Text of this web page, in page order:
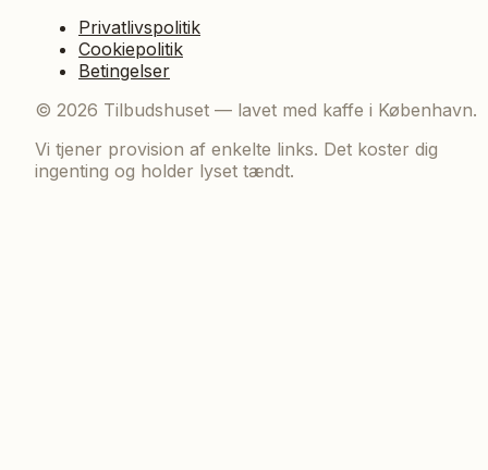
Privatlivspolitik
Cookiepolitik
Betingelser
© 2026 Tilbudshuset — lavet med kaffe i København.
Vi tjener provision af enkelte links. Det koster dig
ingenting og holder lyset tændt.